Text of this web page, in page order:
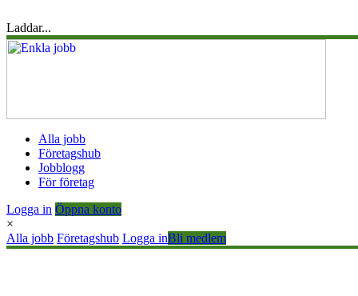
Laddar...
Alla jobb
Företagshub
Jobblogg
För företag
Logga in Öppna konto
×
Alla jobb Företagshub Logga inBli medlem